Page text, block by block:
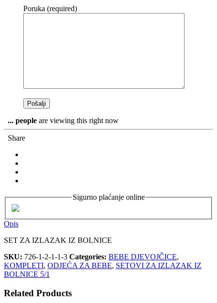
Poruka (required)
... people are viewing this right now
Share
Sigurno plaćanje online
Opis
SET ZA IZLAZAK IZ BOLNICE
SKU: 726-1-2-1-1-3 Categories: BEBE DJEVOJČICE,
KOMPLETI, ODJEĆA ZA BEBE, SETOVI ZA IZLAZAK IZ
BOLNICE 5/1
Related Products